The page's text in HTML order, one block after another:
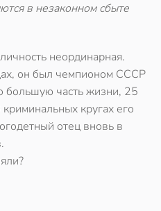
в незаконном сбыте
неординарная.
он был чемпионом СССР
большую часть жизни, 25
кругах его
отец вновь в